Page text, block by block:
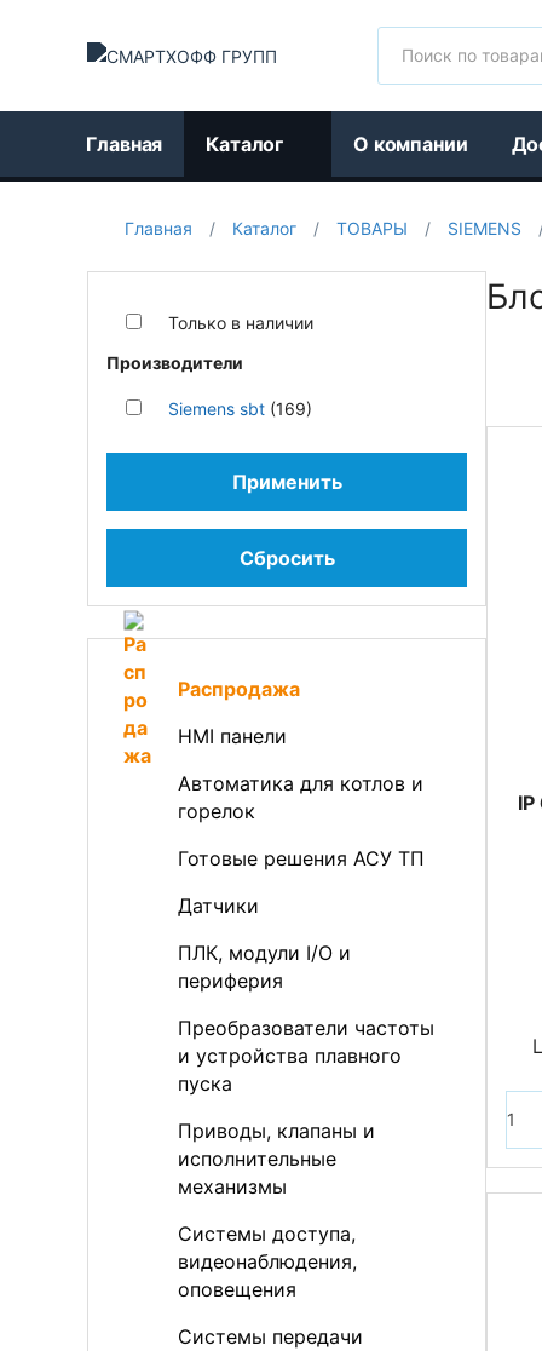
Главная Каталог О компании
Главная / Каталог / ТОВАРЫ / SIEMENS
Только в наличии
Производители
Siemens sbt (169)
Применить
Сбросить
Распродажа
HMI панели
Автоматика для котлов и
горелок
Готовые решения АСУ ТП
Датчики
ПЛК, модули I/O и
периферия
Преобразователи частоты
и устройства плавного
пуска
Приводы, клапаны и
исполнительные
механизмы
Системы доступа,
видеонаблюдения,
оповещения
Системы передачи